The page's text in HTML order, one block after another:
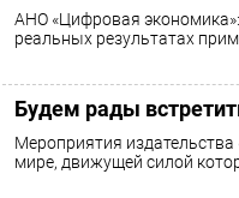
АНО «Цифровая
реальных результатах
Будем рады
Мероприятия
мире, движущей силой